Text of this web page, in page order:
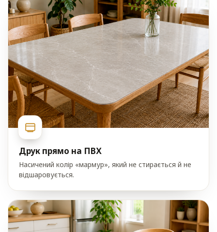
Друк прямо на ПВХ
Насичений колір «мармур», який не стирається й не
відшаровується.